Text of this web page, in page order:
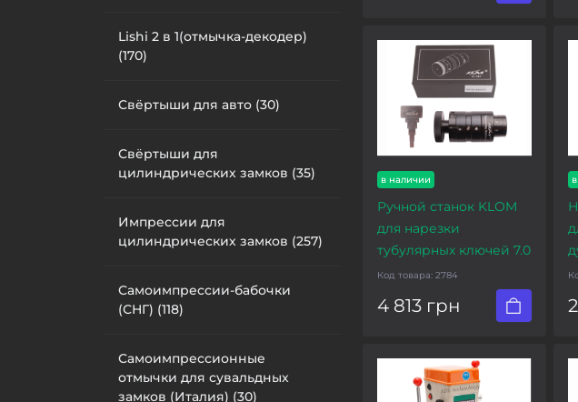
Lishi 2 в 1(отмычка-декодер)
(170)
Свёртыши для авто (30)
Свёртыши для
цилиндрических замков (35)
Импрессии для
цилиндрических замков (257)
Самоимпрессии-бабочки
(СНГ) (118)
Самоимпрессионные
отмычки для сувальдных
замков (Италия) (30)
в наличии
Ручной станок KLOM
для нарезки
тубулярных ключей 7.0
Код товара: 2784
4 813 грн